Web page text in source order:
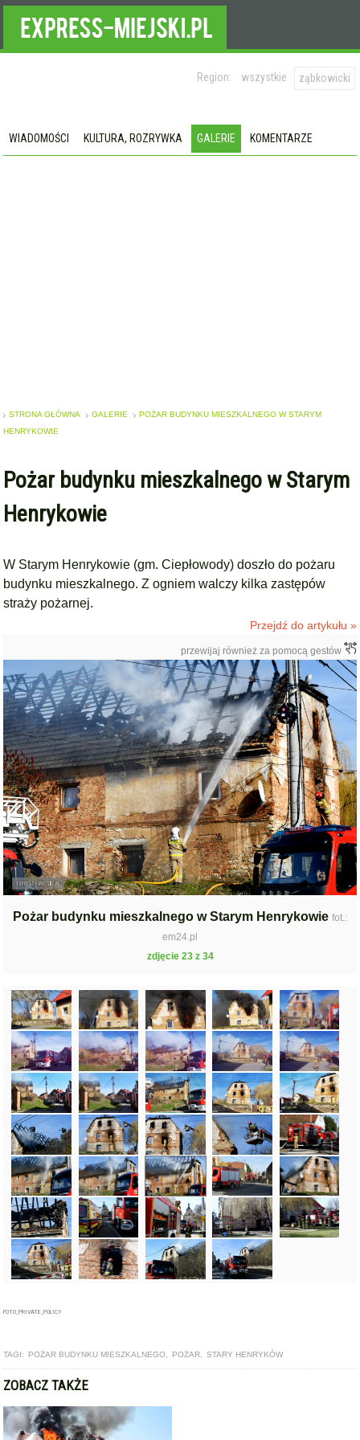
Region: wszystkie ząbkowicki
WIADOMOŚCI KULTURA, ROZRYWKA GALERIE KOMENTARZE
STRONA GŁÓWNA GALERIE
POŻAR BUDYNKU MIESZKALNEGO W STARYM
HENRYKOWIE
Pożar budynku mieszkalnego w Starym
Henrykowie
W Starym Henrykowie (gm. Ciepłowody) doszło do pożaru
budynku mieszkalnego. Z ogniem walczy kilka zastępów
straży pożarnej.
Przejdź do artykułu »
przewijaj również za pomocą gestów
Pożar budynku mieszkalnego w Starym Henrykowie fot.:
em24.pl
zdjęcie 23 z 34
FOTO_PRIVATE_POLICY
TAGI: POŻAR BUDYNKU MIESZKALNEGO POŻAR STARY HENRYKÓW
ZOBACZ TAKŻE